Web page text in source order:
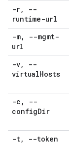
-r,
--
runtime-url
-m,
--mgmt-
url
-v,
--
virtualHosts
-c ,
--
configDir
-t, --token